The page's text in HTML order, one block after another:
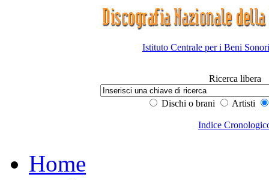
Istituto Centrale per i Beni
Ricerca libera
Dischi o brani Artisti
Indice
Home